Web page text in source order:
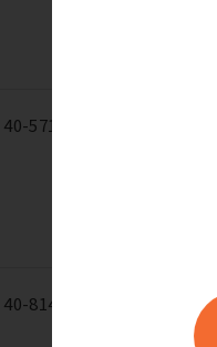
40-5718
40-8149